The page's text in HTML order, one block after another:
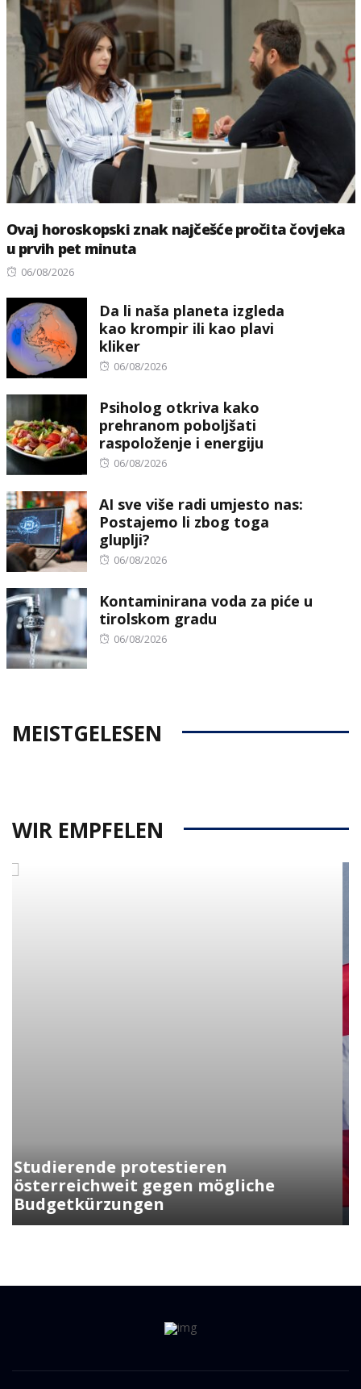
Ovaj horoskopski znak najčešće pročita čovjeka
u prvih pet minuta
Posted
06/08/2026
Da li naša planeta izgleda
kao krompir ili kao plavi
kliker
Posted
06/08/2026
Psiholog otkriva kako
prehranom poboljšati
raspoloženje i energiju
Posted
06/08/2026
AI sve više radi umjesto nas:
Postajemo li zbog toga
gluplji?
Posted
06/08/2026
Kontaminirana voda za piće u
tirolskom gradu
Posted
06/08/2026
MEISTGELESEN
WIR EMPFELEN
Kunasek fordert strengere Regeln
für die Verleihung der
Staatsbürgerschaft